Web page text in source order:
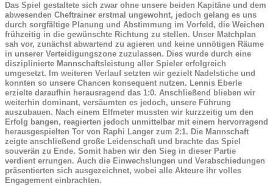
Das Spiel gestaltete sich zwar ohne unsere beiden Kapitäne und dem
abwesenden Cheftrainer erstmal ungewohnt, jedoch gelang es uns
durch sorgfältige Planung und Abstimmung im Vorfeld, die Weichen
frühzeitig in die gewünschte Richtung zu stellen. Unser Matchplan
sah vor, zunächst abwartend zu agieren und keine unnötigen Räume
in unserer Verteidigungszone zuzulassen. Dies wurde durch eine
disziplinierte Mannschaftsleistung aller Spieler erfolgreich
umgesetzt. Im weiteren Verlauf setzten wir gezielt Nadelstiche und
konnten so unsere Chancen konsequent nutzen. Lennis Eberle
erzielte daraufhin herausragend das 1:0. Anschließend blieben wir
weiterhin dominant, versäumten es jedoch, unsere Führung
auszubauen. Nach einem Elfmeter mussten wir kurzzeitig um den
Erfolg bangen, reagierten jedoch unmittelbar mit einem hervorragend
herausgespielten Tor von Raphi Langer zum 2:1. Die Mannschaft
zeigte anschließend große Leidenschaft und brachte das Spiel
souverän zu Ende. Somit haben wir den Sieg in dieser Partie
verdient errungen. Auch die Einwechslungen und Verabschiedungen
präsentierten sich ausgezeichnet, wobei alle Akteure ihr volles
Engagement einbrachten.